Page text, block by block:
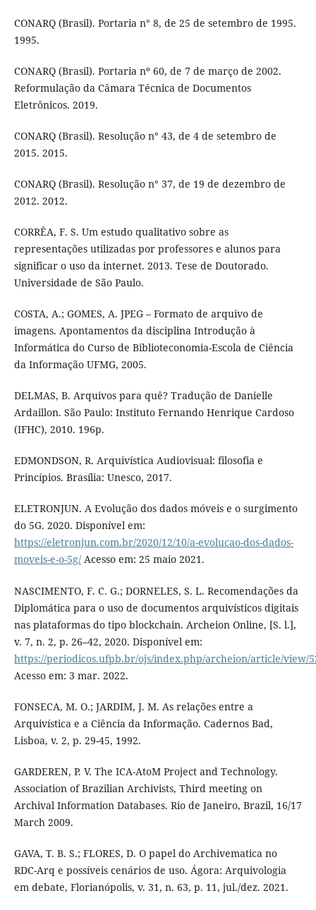
CONARQ (Brasil). Portaria n° 8, de 25 de setembro de 1995.
1995.
CONARQ (Brasil). Portaria nº 60, de 7 de março de 2002.
Reformulação da Câmara Técnica de Documentos
Eletrônicos. 2019.
CONARQ (Brasil). Resolução n° 43, de 4 de setembro de
2015. 2015.
CONARQ (Brasil). Resolução n° 37, de 19 de dezembro de
2012. 2012.
CORRÊA, F. S. Um estudo qualitativo sobre as
representações utilizadas por professores e alunos para
significar o uso da internet. 2013. Tese de Doutorado.
Universidade de São Paulo.
COSTA, A.; GOMES, A. JPEG – Formato de arquivo de
imagens. Apontamentos da disciplina Introdução à
Informática do Curso de Biblioteconomia-Escola de Ciência
da Informação UFMG, 2005.
DELMAS, B. Arquivos para quê? Tradução de Danielle
Ardaillon. São Paulo: Instituto Fernando Henrique Cardoso
(IFHC), 2010. 196p.
EDMONDSON, R. Arquivística Audiovisual: filosofia e
Princípios. Brasília: Unesco, 2017.
ELETRONJUN. A Evolução dos dados móveis e o surgimento
do 5G. 2020. Disponível em:
https://eletronjun.com.br/2020/12/10/a-evolucao-dos-dados-
moveis-e-o-5g/Acesso em: 25 maio 2021.
NASCIMENTO, F. C. G.; DORNELES, S. L. Recomendações da
Diplomática para o uso de documentos arquivísticos digitais
nas plataformas do tipo blockchain. Archeion Online, [S. l.],
v. 7, n. 2, p. 26–42, 2020. Disponível em:
https://periodicos.ufpb.br/ojs/index.php/archeion/article/view/
Acesso em: 3 mar. 2022.
FONSECA, M. O.; JARDIM, J. M. As relações entre a
Arquivística e a Ciência da Informação. Cadernos Bad,
Lisboa, v. 2, p. 29-45, 1992.
GARDEREN, P. V. The ICA-AtoM Project and Technology.
Association of Brazilian Archivists, Third meeting on
Archival Information Databases. Rio de Janeiro, Brazil, 16/17
March 2009.
GAVA, T. B. S.; FLORES, D. O papel do Archivematica no
RDC-Arq e possíveis cenários de uso. Ágora: Arquivologia
em debate, Florianópolis, v. 31, n. 63, p. 11, jul./dez. 2021.